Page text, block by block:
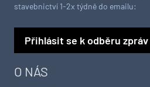
O NÁS
stavebnictví 1-2x týdně do emailu:
Přihlásit se k odběru zpráv